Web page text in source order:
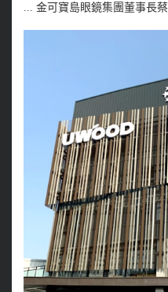
... 金可寶島眼鏡集團董事長